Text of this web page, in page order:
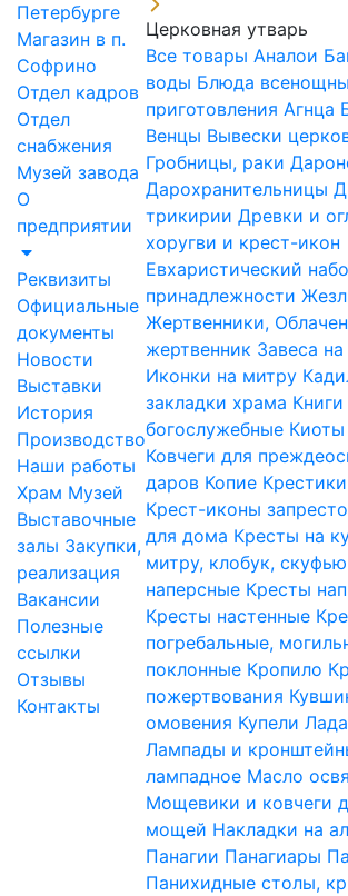
Петербурге
Магазин в п.
Софрино
Отдел кадров
Отдел
снабжения
Музей завода
О
предприятии
Реквизиты
Официальные
документы
Новости
Выставки
История
Производство
Наши работы
Храм Музей
Выставочные
залы Закупки,
реализация
Вакансии
Полезные
ссылки
Отзывы
Контакты
Церковная утварь
Все товары Аналои
воды Блюда
приготовления Агнца
Венцы Вывески
Гробницы, раки
Дарохранительницы
трикирии Древки и
хоругви и крест-икон
Евхаристический
принадлежности
Жертвенники,
жертвенник Завеса
Иконки на митру
закладки храма Книги
богослужебные
Ковчеги для
даров Копие
Крест-иконы
для дома Кресты на
митру, клобук, скуфью
наперсные Кресты
Кресты настенные
погребальные,
поклонные Кропило
пожертвования
омовения Купели
Лампады и
лампадное Масло
Мощевики и ковчеги
мощей Накладки на
Панагии Панагиары
Панихидные столы,